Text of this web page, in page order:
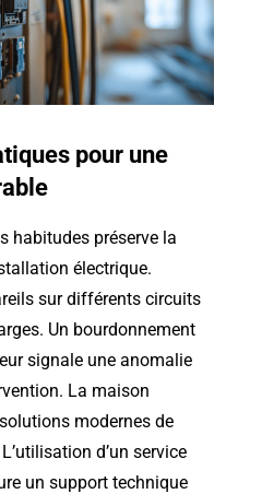
pour une
habitudes préserve la
électrique.
sur différents circuits
Un bourdonnement
signale une anomalie
La maison
modernes de
d’un service
un support technique